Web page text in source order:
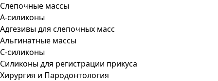
Слепочные массы
А-силиконы
Адгезивы для слепочных масс
Альгинатные массы
С-силиконы
Силиконы для регистрации прикуса
Хирургия и Пародонтология